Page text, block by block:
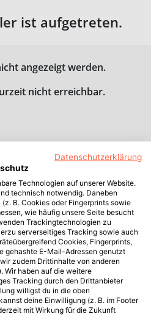
ist aufgetreten.
angezeigt werden.
nicht erreichbar.
Datenschutzerklärung
Technologien auf unserer Website.
technisch notwendig. Daneben
B. Cookies oder Fingerprints sowie
wie häufig unsere Seite besucht
Trackingtechnologien zu
serverseitiges Tracking sowie auch
Cookies, Fingerprints,
gehashte E-Mail-Adressen genutzt
zudem Drittinhalte von anderen
Wir haben auf die weitere
Tracking durch den Drittanbieter
willigst du in die oben
deine Einwilligung (z. B. im Footer
mit Wirkung für die Zukunft